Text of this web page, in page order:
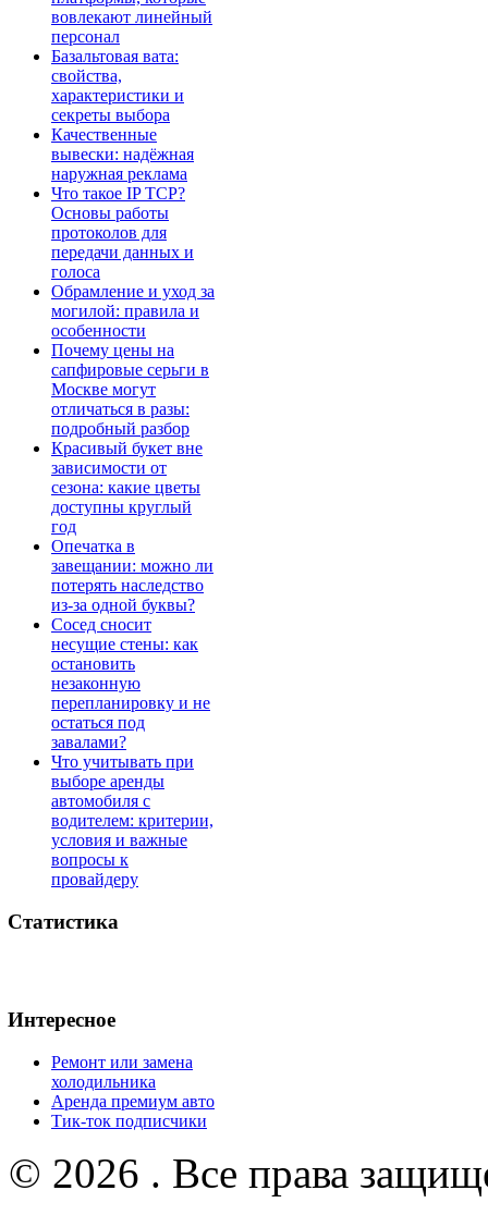
вовлекают линейный
персонал
Базальтовая вата:
свойства,
характеристики и
секреты выбора
Качественные
вывески: надёжная
наружная реклама
Что такое IP TCP?
Основы работы
протоколов для
передачи данных и
голоса
Обрамление и уход за
могилой: правила и
особенности
Почему цены на
сапфировые серьги в
Москве могут
отличаться в разы:
подробный разбор
Красивый букет вне
зависимости от
сезона: какие цветы
доступны круглый
год
Опечатка в
завещании: можно ли
потерять наследство
из-за одной буквы?
Сосед сносит
несущие стены: как
остановить
незаконную
перепланировку и не
остаться под
завалами?
Что учитывать при
выборе аренды
автомобиля с
водителем: критерии,
условия и важные
вопросы к
провайдеру
Статистика
Интересное
Ремонт или замена
холодильника
Аренда премиум авто
Тик-ток подписчики
© 2026 . Все права